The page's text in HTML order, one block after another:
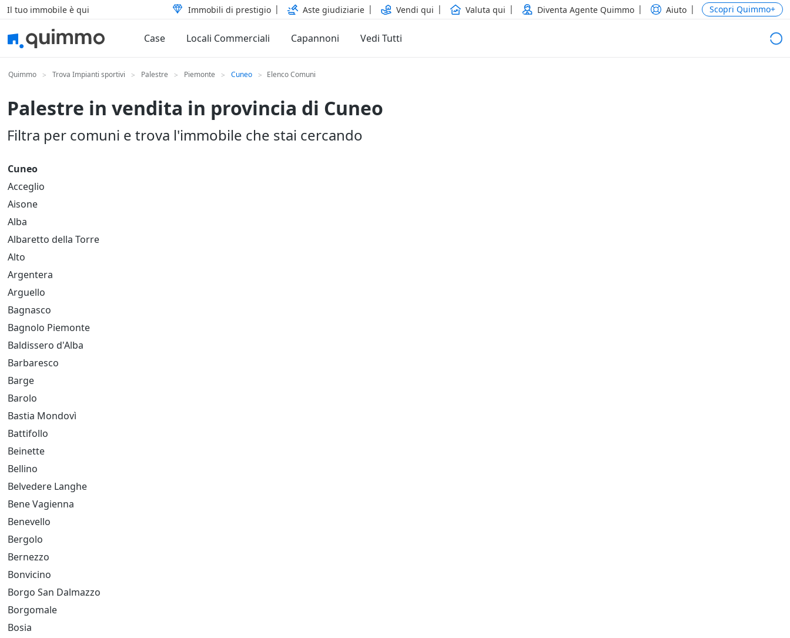
Il tuo immobile è qui Immobili di prestigio Aste giudiziarie Vendi qui Valuta qui Diventa Agente Quimmo Aiuto Scopri Quimmo+
Case Locali Commerciali Capannoni Vedi Tutti
Quimmo > Trova Impianti sportivi > Palestre > Piemonte > Cuneo > Elenco Comuni
Palestre in vendita in provincia di Cuneo
Filtra per comuni e trova l'immobile che stai cercando
Cuneo
Acceglio
Aisone
Alba
Albaretto della Torre
Alto
Argentera
Arguello
Bagnasco
Bagnolo Piemonte
Baldissero d'Alba
Barbaresco
Barge
Barolo
Bastia Mondovì
Battifollo
Beinette
Bellino
Belvedere Langhe
Bene Vagienna
Benevello
Bergolo
Bernezzo
Bonvicino
Borgo San Dalmazzo
Borgomale
Bosia